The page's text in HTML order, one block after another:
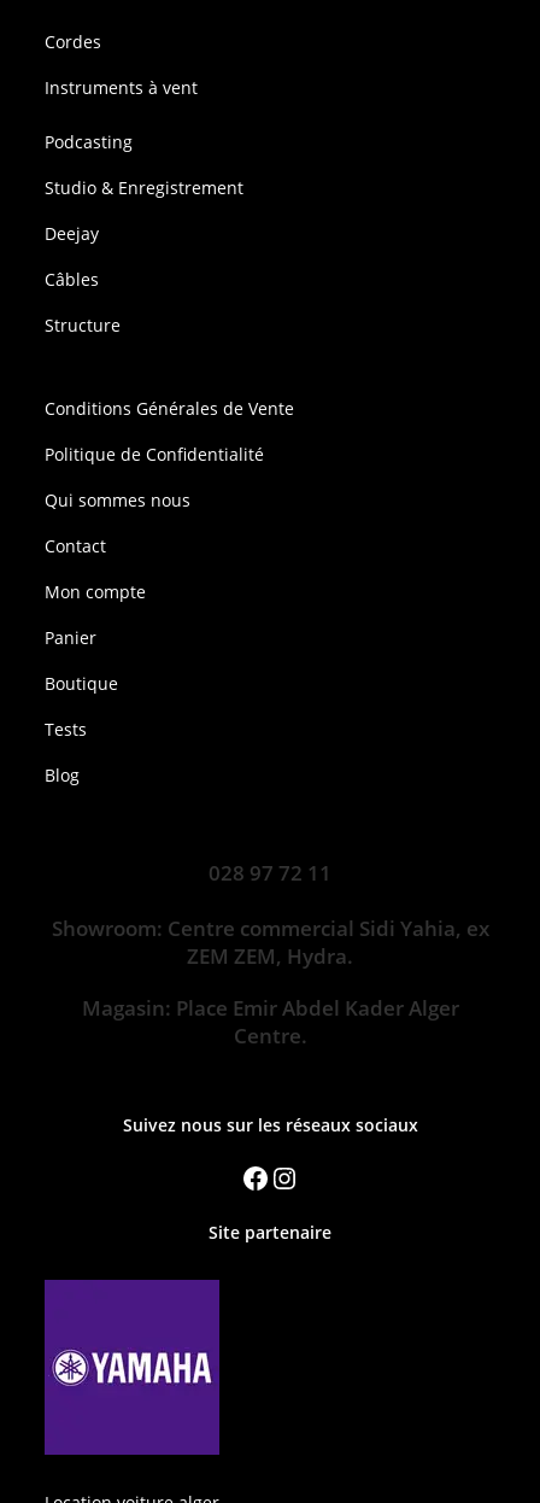
Cordes
Instruments à vent
Podcasting
Studio & Enregistrement
Deejay
Câbles
Structure
Conditions Générales de Vente
Politique de Confidentialité
Qui sommes nous
Contact
Mon compte
Panier
Boutique
Tests
Blog
028 97 72 11
Showroom: Centre commercial Sidi Yahia, ex
ZEM ZEM, Hydra.
Magasin: Place Emir Abdel Kader Alger
Centre.
Suivez nous sur les réseaux sociaux
Site partenaire